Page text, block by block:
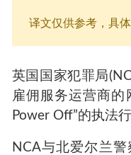
译文仅供参考，具
英国国家犯罪局
雇佣服务运营商的
Power Off”的执法
NCA与北爱尔兰警